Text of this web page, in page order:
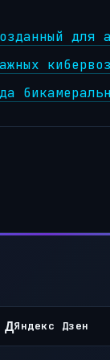
для
ДЯндекс Дзен